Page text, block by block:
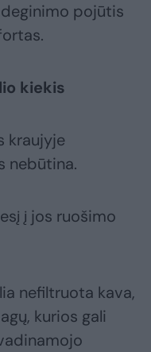
pojūtis
kiekis
kraujyje
nebūtina.
į jos ruošimo
nefiltruota kava,
kurios gali